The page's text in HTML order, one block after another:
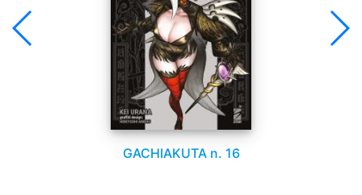
GACHIAKUTA n. 16